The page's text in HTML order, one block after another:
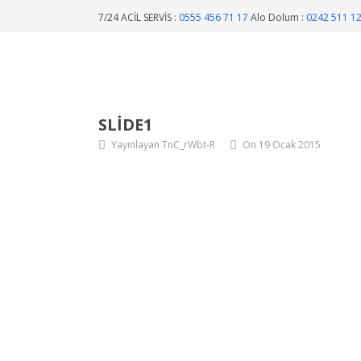
7/24 ACİL SERVİS : 0555 456 71 17 Alo Dolum : 0242 511
SLIDE1
Yayınlayan TnC_rWbt-R On 19 Ocak 2015